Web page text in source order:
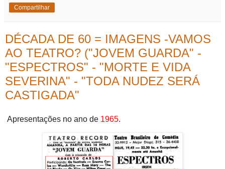
Compartilhar
DÉCADA DE 60 = IMAGENS -VAMOS
AO TEATRO? ("JOVEM GUARDA" -
"ESPECTROS" - "MORTE E VIDA
SEVERINA" - "TODA NUDEZ SERÁ
CASTIGADA"
Apresentações no ano de 1965.